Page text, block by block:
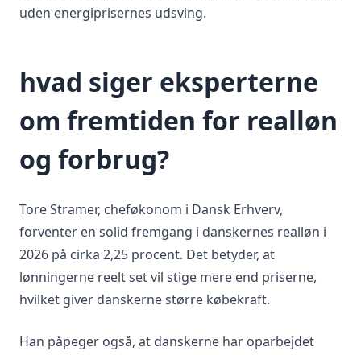
uden energiprisernes udsving.
hvad siger eksperterne
om fremtiden for realløn
og forbrug?
Tore Stramer, cheføkonom i Dansk Erhverv,
forventer en solid fremgang i danskernes realløn i
2026 på cirka 2,25 procent. Det betyder, at
lønningerne reelt set vil stige mere end priserne,
hvilket giver danskerne større købekraft.
Han påpeger også, at danskerne har oparbejdet